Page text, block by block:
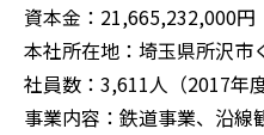
資本金：21,665,232,000円
本社所在地：埼玉県所沢市
社員数：3,611人（2017年度
事業内容：鉄道事業、沿線